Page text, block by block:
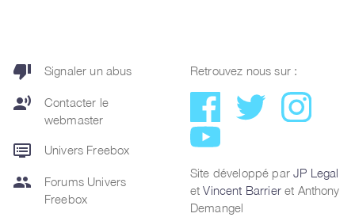
thumb_down Signaler un abus
record_voice_over
Contacter le
webmaster
dvr Univers Freebox
group
Forums Univers
Freebox
Retrouvez nous sur :
Site développé parJP Legal
etVincent Barrieret Anthony
Demangel